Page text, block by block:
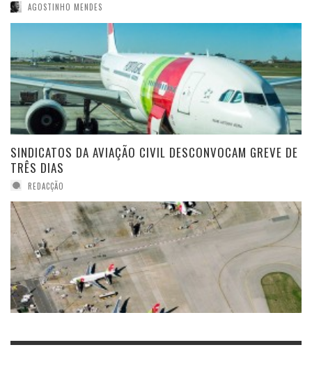
AGOSTINHO MENDES
SINDICATOS DA AVIAÇÃO CIVIL DESCONVOCAM GREVE DE
TRÊS DIAS
REDACÇÃO